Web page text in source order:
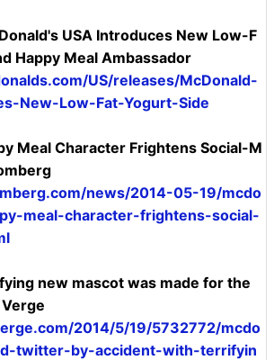
USA Introduces New Low-F
Happy Meal Ambassador
US/releases/McDonald-
New-Low-Fat-Yogurt-Side
Meal Character Frightens Social-M
news/2014-05-19/mcdo
meal-character-frightens-social-
new mascot was made for the
2014/5/19/5732772/mcdo
twitter-by-accident-with-terrifyin